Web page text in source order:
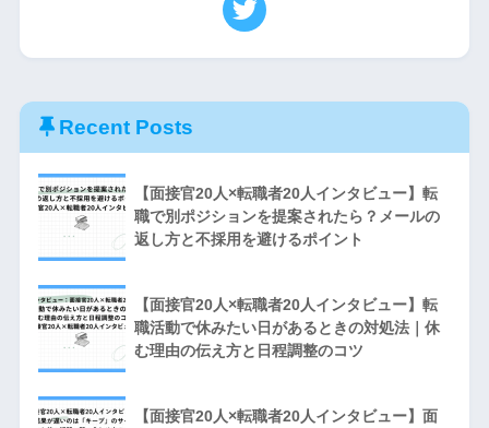
Recent Posts
【面接官20人×転職者20人インタビュー】転
職で別ポジションを提案されたら？メールの
返し方と不採用を避けるポイント
【面接官20人×転職者20人インタビュー】転
職活動で休みたい日があるときの対処法｜休
む理由の伝え方と日程調整のコツ
【面接官20人×転職者20人インタビュー】面